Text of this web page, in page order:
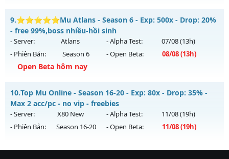
Kiểu reset: Non Reset
Thể loại: Mu Nguyên bản Webzen
Antihack: XShield
Huyền Giới - Siêng Năng Làm Nên Tất Cả
Mu mới ra tháng 08 2026 - Mở máy chủ
ngày 06/08/2626
Exp: 9999x - Drop: 999%
Kiểu reset: Reset In Game
Antihack: Anti
9.⭐⭐⭐⭐⭐Mu Atlans - Season 6 - Exp: 500x - Drop: 20%
- free 99%,boss nhiều-hồi sinh
- Server: Atlans - Alpha Test: 07/08(13h)
- Phiên Bản:
Season 6 - Open Beta: 08/08(13h)
Open Beta hôm nay
⭐⭐⭐⭐⭐Mu Atlans - free 99%,boss nhiều-hồi sinh
Mu mới ra tháng 08 2026 - Mở máy chủ
ngày 08/08/2626
Exp: 500x - Drop: 20%
10.Top Mu Online - Season 16-20 - Exp: 80x - Drop: 35% -
Max 2 acc/pc - no vip - freebies
- Server: X80 New - Alpha Test: 11/08(19h)
- Phiên Bản:
Season 16-20 - Open Beta: 11/08(19h)
Top Mu Online - Max 2 acc/pc - no vip - freebies